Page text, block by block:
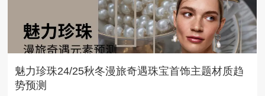
魅力珍珠24/25秋冬漫旅奇遇珠宝首饰主题材质趋
势预测